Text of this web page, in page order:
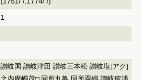
1
讃岐国 讃岐津田 讃岐三本松 讃岐塩[アク]